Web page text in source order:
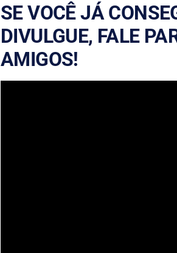
SE VOCÊ JÁ
DIVULGUE, FALE
AMIGOS!